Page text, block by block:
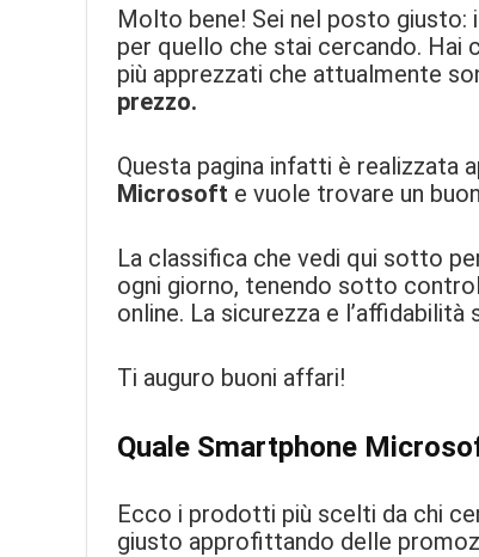
Molto bene! Sei nel posto
per quello che stai cercando. Hai
più apprezzati che attualmente
prezzo.
Questa pagina infatti è realizzata
Microsoft e vuole trovare un
La classifica che vedi qui sotto
ogni giorno, tenendo sotto
online. La sicurezza e l’affidabilità
Ti auguro buoni affari!
Quale Smartphone
Ecco i prodotti più scelti da chi
giusto approfittando delle